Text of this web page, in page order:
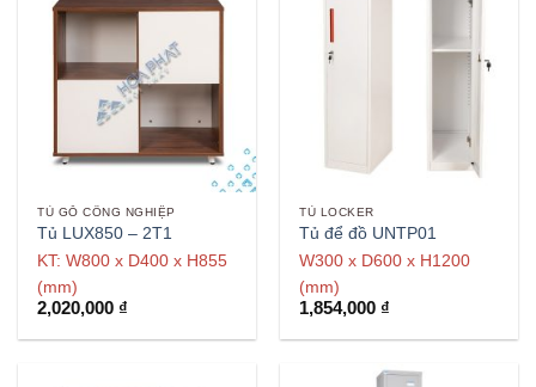
TỦ GỖ CÔNG NGHIỆP
Tủ LUX850 – 2T1
KT: W800 x D400 x H855
(mm)
2,020,000 ₫
TỦ LOCKER
Tủ để đồ UNTP01
W300 x D600 x H1200
(mm)
1,854,000 ₫